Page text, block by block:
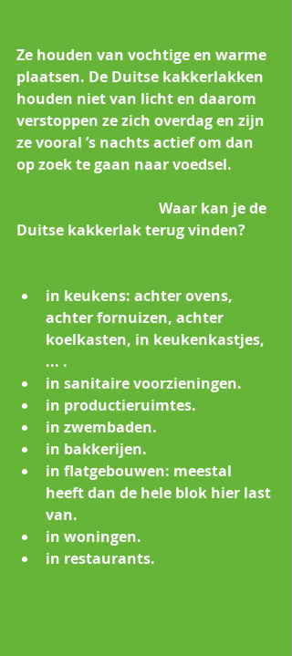
Ze houden van vochtige en warme
plaatsen. De Duitse kakkerlakken
houden niet van licht en daarom
verstoppen ze zich overdag en zijn
ze vooral ’s nachts actief om dan
op zoek te gaan naar voedsel.
                                       Waar kan je de
Duitse kakkerlak terug vinden?
in keukens: achter ovens,
achter fornuizen, achter
koelkasten, in keukenkastjes,
... .
in sanitaire voorzieningen.
in productieruimtes.
in zwembaden.
in bakkerijen.
in flatgebouwen: meestal
heeft dan de hele blok hier last
van.
in woningen.
in restaurants.